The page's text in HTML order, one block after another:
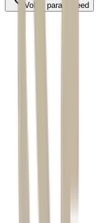
Voltar para o Feed